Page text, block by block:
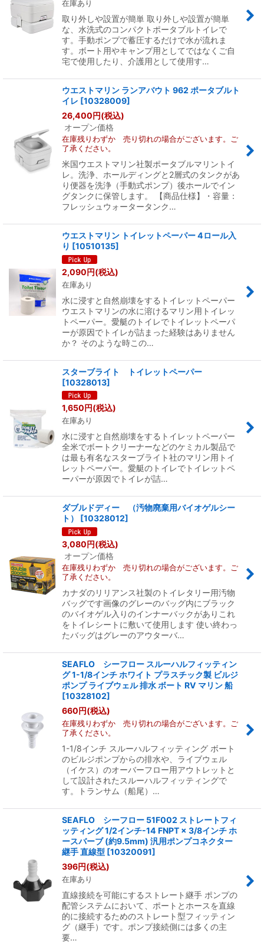
在庫あり
取り外しや設置が簡単 取り外しや設置が簡単
な、水洗式のコンパクトポータブルトイレで
す。手動ポンプで蓄圧するだけで水が流れま
す。ボート用やキャンプ用としてではなくご自
宅で使用したり、介護用として使用す…
ウエストマリン ランアバウト 962 ポータブルト
イレ [10328009]
26,400円(税込)
オープン価格
在庫残りわずか 売り切れの場合がございます。ご
了承ください。
米国ウエストマリン社製ポータブルマリントイ
レ。洗浄、ホールディングと2層式のタンクがあ
り便器を洗浄（手動式ポンプ）後ホールでイン
グタンクに保管します。 【商品仕様】・容量：
フレッシュウォータータンク…
ウエストマリン トイレットペーパー 4ロール入
り [10510135]
2,090円(税込)
在庫あり
水に浸すと自然崩壊をするトイレットペーパー
ウエストマリンの水に溶けるマリン用トイレッ
トペーパー。愛艇のトイレでトイレットペーパ
ーが原因でトイレが詰まった経験はありません
か？ そのような時この…
スターブライト トイレットペーパー
[10328013]
1,650円(税込)
在庫あり
水に浸すと自然崩壊をするトイレットペーパー
全米でボートクリーナーなどのケミカル製品で
は最も有名なスターブライト社のマリン用トイ
レットペーパー。愛艇のトイレでトイレットペ
ーパーが原因でトイレが詰…
ダブルドディー （汚物廃棄用バイオゲルシー
ト）
[10328012]
3,080円(税込)
オープン価格
在庫残りわずか 売り切れの場合がございます。ご
了承ください。
カナダのリリアンス社製のトイレタリー用汚物
バッグです画像のグレーのバッグ内にブラック
のバイオゲル入りのインナーバックがありこれ
をトイレシートに敷いて使用します 使い終わっ
たバッグはグレーのアウターバ…
SEAFLO シーフロー スルーハルフィッティン
グ 1-1/8インチ ホワイト プラスチック製 ビルジ
ポンプ ライブウェル 排水 ボート RV マリン 船
[10328102]
660円(税込)
在庫残りわずか 売り切れの場合がございます。ご
了承ください。
1-1/8インチ スルーハルフィッティング ボート
のビルジポンプからの排水や、ライブウェル
（イケス）のオーバーフロー用アウトレットと
して設計されたスルーハルフィッティングで
す。トランサム（船尾）…
SEAFLO シーフロー 51F002 ストレートフィ
ッティング 1/2インチ-14 FNPT × 3/8インチ ホ
ースバーブ (約9.5mm) 汎用ポンプコネクター
継手 直線型 [10320091]
396円(税込)
在庫あり
直線接続を可能にするストレート継手 ポンプの
配管システムにおいて、ポートとホースを直線
的に接続するためのストレート型フィッティン
グ（継手）です。ポンプ接続側には多くの主
要…